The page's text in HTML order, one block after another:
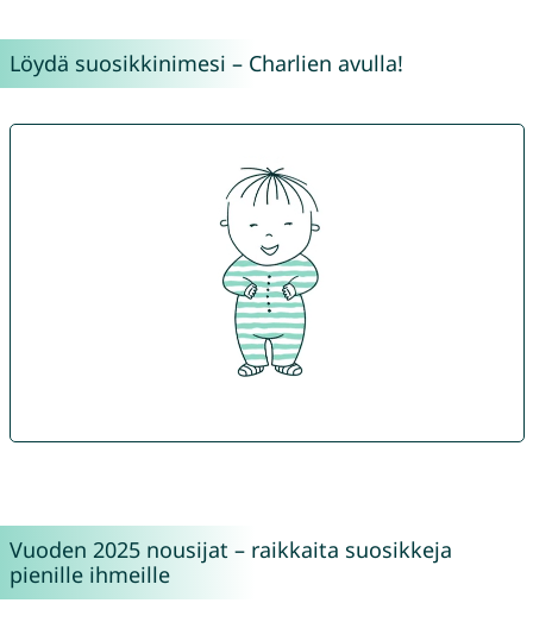
Löydä suosikkinimesi – Charlien avulla!
Vuoden 2025 nousijat – raikkaita suosikkeja
pienille ihmeille